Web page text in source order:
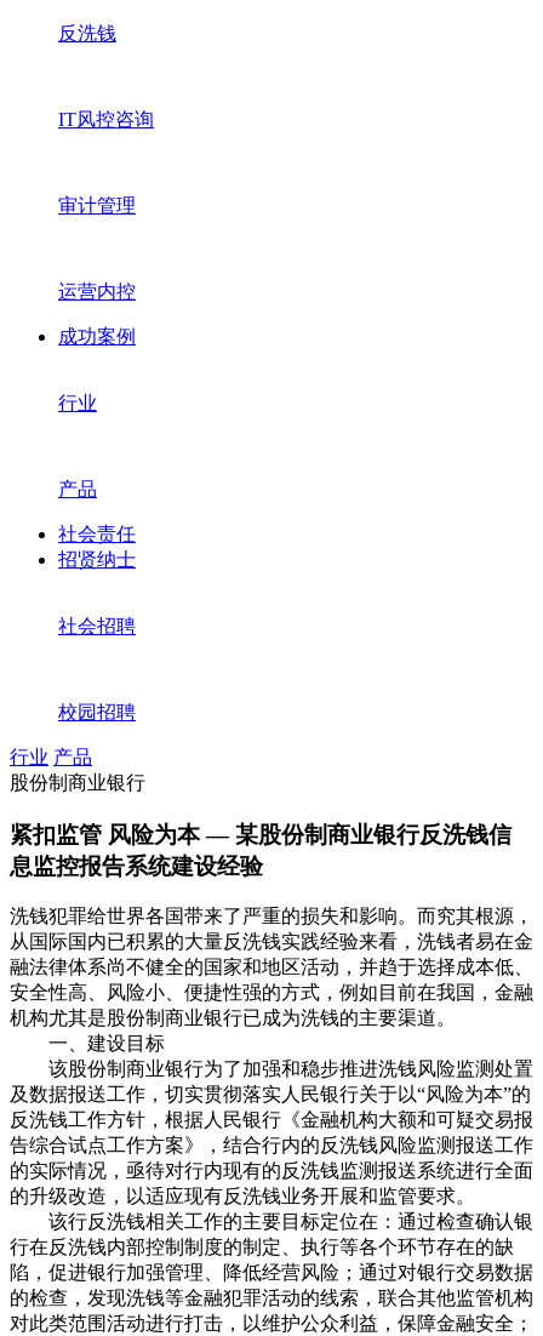
反洗钱
IT风控咨询
审计管理
运营内控
成功案例
行业
产品
社会责任
招贤纳士
社会招聘
校园招聘
行业 产品
股份制商业银行
紧扣监管 风险为本 — 某股份制商业银行反洗钱信
息监控报告系统建设经验
洗钱犯罪给世界各国带来了严重的损失和影响。而究其根源，
从国际国内已积累的大量反洗钱实践经验来看，洗钱者易在金
融法律体系尚不健全的国家和地区活动，并趋于选择成本低、
安全性高、风险小、便捷性强的方式，例如目前在我国，金融
机构尤其是股份制商业银行已成为洗钱的主要渠道。
一、建设目标
该股份制商业银行为了加强和稳步推进洗钱风险监测处置
及数据报送工作，切实贯彻落实人民银行关于以“风险为本”的
反洗钱工作方针，根据人民银行《金融机构大额和可疑交易报
告综合试点工作方案》，结合行内的反洗钱风险监测报送工作
的实际情况，亟待对行内现有的反洗钱监测报送系统进行全面
的升级改造，以适应现有反洗钱业务开展和监管要求。
该行反洗钱相关工作的主要目标定位在：通过检查确认银
行在反洗钱内部控制制度的制定、执行等各个环节存在的缺
陷，促进银行加强管理、降低经营风险；通过对银行交易数据
的检查，发现洗钱等金融犯罪活动的线索，联合其他监管机构
对此类范围活动进行打击，以维护公众利益，保障金融安全；